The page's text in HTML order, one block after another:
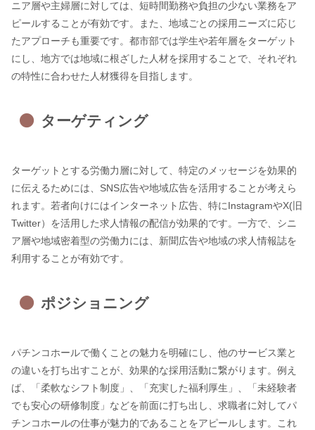
ニア層や主婦層に対しては、短時間勤務や負担の少ない業務をア
ピールすることが有効です。また、地域ごとの採用ニーズに応じ
たアプローチも重要です。都市部では学生や若年層をターゲット
にし、地方では地域に根ざした人材を採用することで、それぞれ
の特性に合わせた人材獲得を目指します。
ターゲティング
ターゲットとする労働力層に対して、特定のメッセージを効果的
に伝えるためには、SNS広告や地域広告を活用することが考えら
れます。若者向けにはインターネット広告、特にInstagramやX(旧
Twitter）を活用した求人情報の配信が効果的です。一方で、シニ
ア層や地域密着型の労働力には、新聞広告や地域の求人情報誌を
利用することが有効です。
ポジショニング
パチンコホールで働くことの魅力を明確にし、他のサービス業と
の違いを打ち出すことが、効果的な採用活動に繋がります。例え
ば、「柔軟なシフト制度」、「充実した福利厚生」、「未経験者
でも安心の研修制度」などを前面に打ち出し、求職者に対してパ
チンコホールの仕事が魅力的であることをアピールします。これ